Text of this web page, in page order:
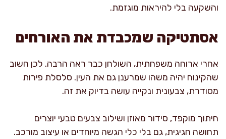
והשקעה בלי להיראות מוגזמת.
אסתטיקה שמכבדת את האורחים
אחרי ארוחה משפחתית, השולחן כבר ראה הרבה. לכן חשוב
שהקינוח יהיה משהו שמרענן גם את העין. סלסלת פירות
מסודרת, צבעונית ונקייה עושה בדיוק את זה.
חיתוך מוקפד, סידור מאוזן ושילוב צבעים טבעי יוצרים
תחושה חגיגית, גם בלי כלי הגשה מיוחדים או עיצוב מורכב.